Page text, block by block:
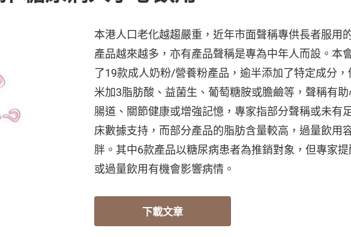
本港人口老化越趨嚴重，近年市面聲稱專供長者服用
產品越來越多，亦有產品聲稱是專為中年人而設。本
了19款成人奶粉/營養粉產品，逾半添加了特定成分
米加3脂肪酸、益菌生、葡萄糖胺或膽鹼等，聲稱有助
腸道、關節健康或增強記憶，專家指部分聲稱或未有
床數據支持，而部分產品的脂肪含量較高，過量飲用
胖。其中6款產品以糖尿病患者為推銷對象，但專家
或過量飲用有機會影響病情。
下載文章